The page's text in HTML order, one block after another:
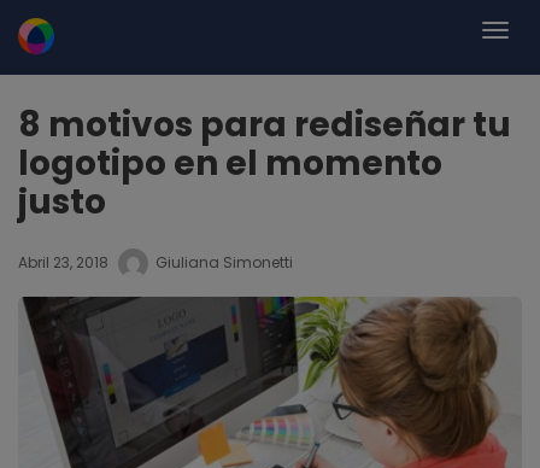
8 motivos para rediseñar tu
logotipo en el momento
justo
Abril 23, 2018 Giuliana Simonetti